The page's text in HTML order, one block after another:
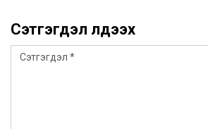
Сэтгэгдэл үлдээх